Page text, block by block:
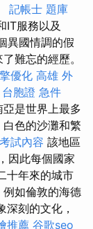
記帳士 題庫
IT服務以及
異國情調的假
難忘的經歷。
優化 高雄 外
台胞證 急件
亞是世界上最多
色的沙灘和繁
試內容 該地區
因此每個國家
十年來的城市
如倫敦的海德
刻的文化，
推薦 谷歌seo